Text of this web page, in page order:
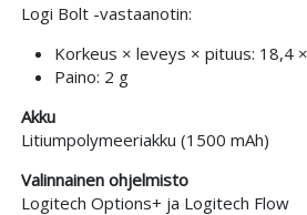
Logi Bolt -vastaanotin:
Korkeus × leveys × pituus: 18,4
Paino: 2 g
Akku
Litiumpolymeeriakku (1500 mAh)
Valinnainen ohjelmisto
Logitech Options+ ja Logitech Flow